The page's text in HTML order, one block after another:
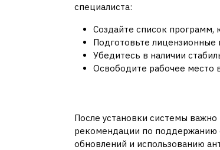
специалиста:
Создайте список программ,
Подготовьте лицензионные
Убедитесь в наличии
Освободите рабочее место
После установки системы
рекомендации по поддержанию
обновлений и использованию